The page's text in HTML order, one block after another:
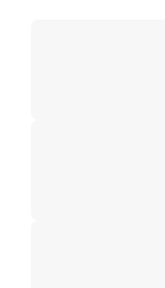
Galaxy S24 Ultra
procesorom koji
i glatko korisničko
grafički intenzivne
osigurava visoku
produžujući
stabilne
dugotrajnog
Galaxy S24 Ultra
visoke rezolucije